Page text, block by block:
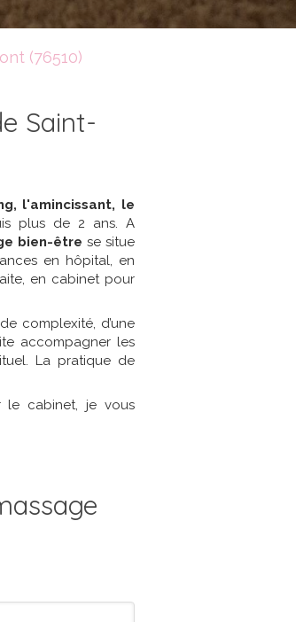
(76510)
Saint-
l'amincissant, le
plus de 2 ans. A
bien-être se situe
en hôpital, en
en cabinet pour
complexité, d’une
accompagner les
La pratique de
le cabinet, je vous